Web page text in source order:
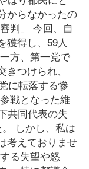
からなかったの
判」 今回、自
獲得し、59人
方、第一党で
つけられ、
に転落する惨
戦となった維
共同代表の失
しかし、私は
考えておりませ
る失望や怒